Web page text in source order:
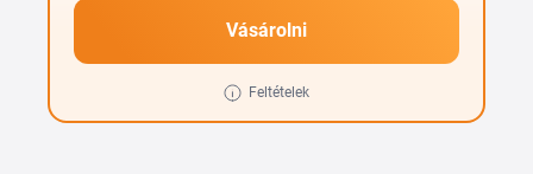
Vásárolni
Feltételek